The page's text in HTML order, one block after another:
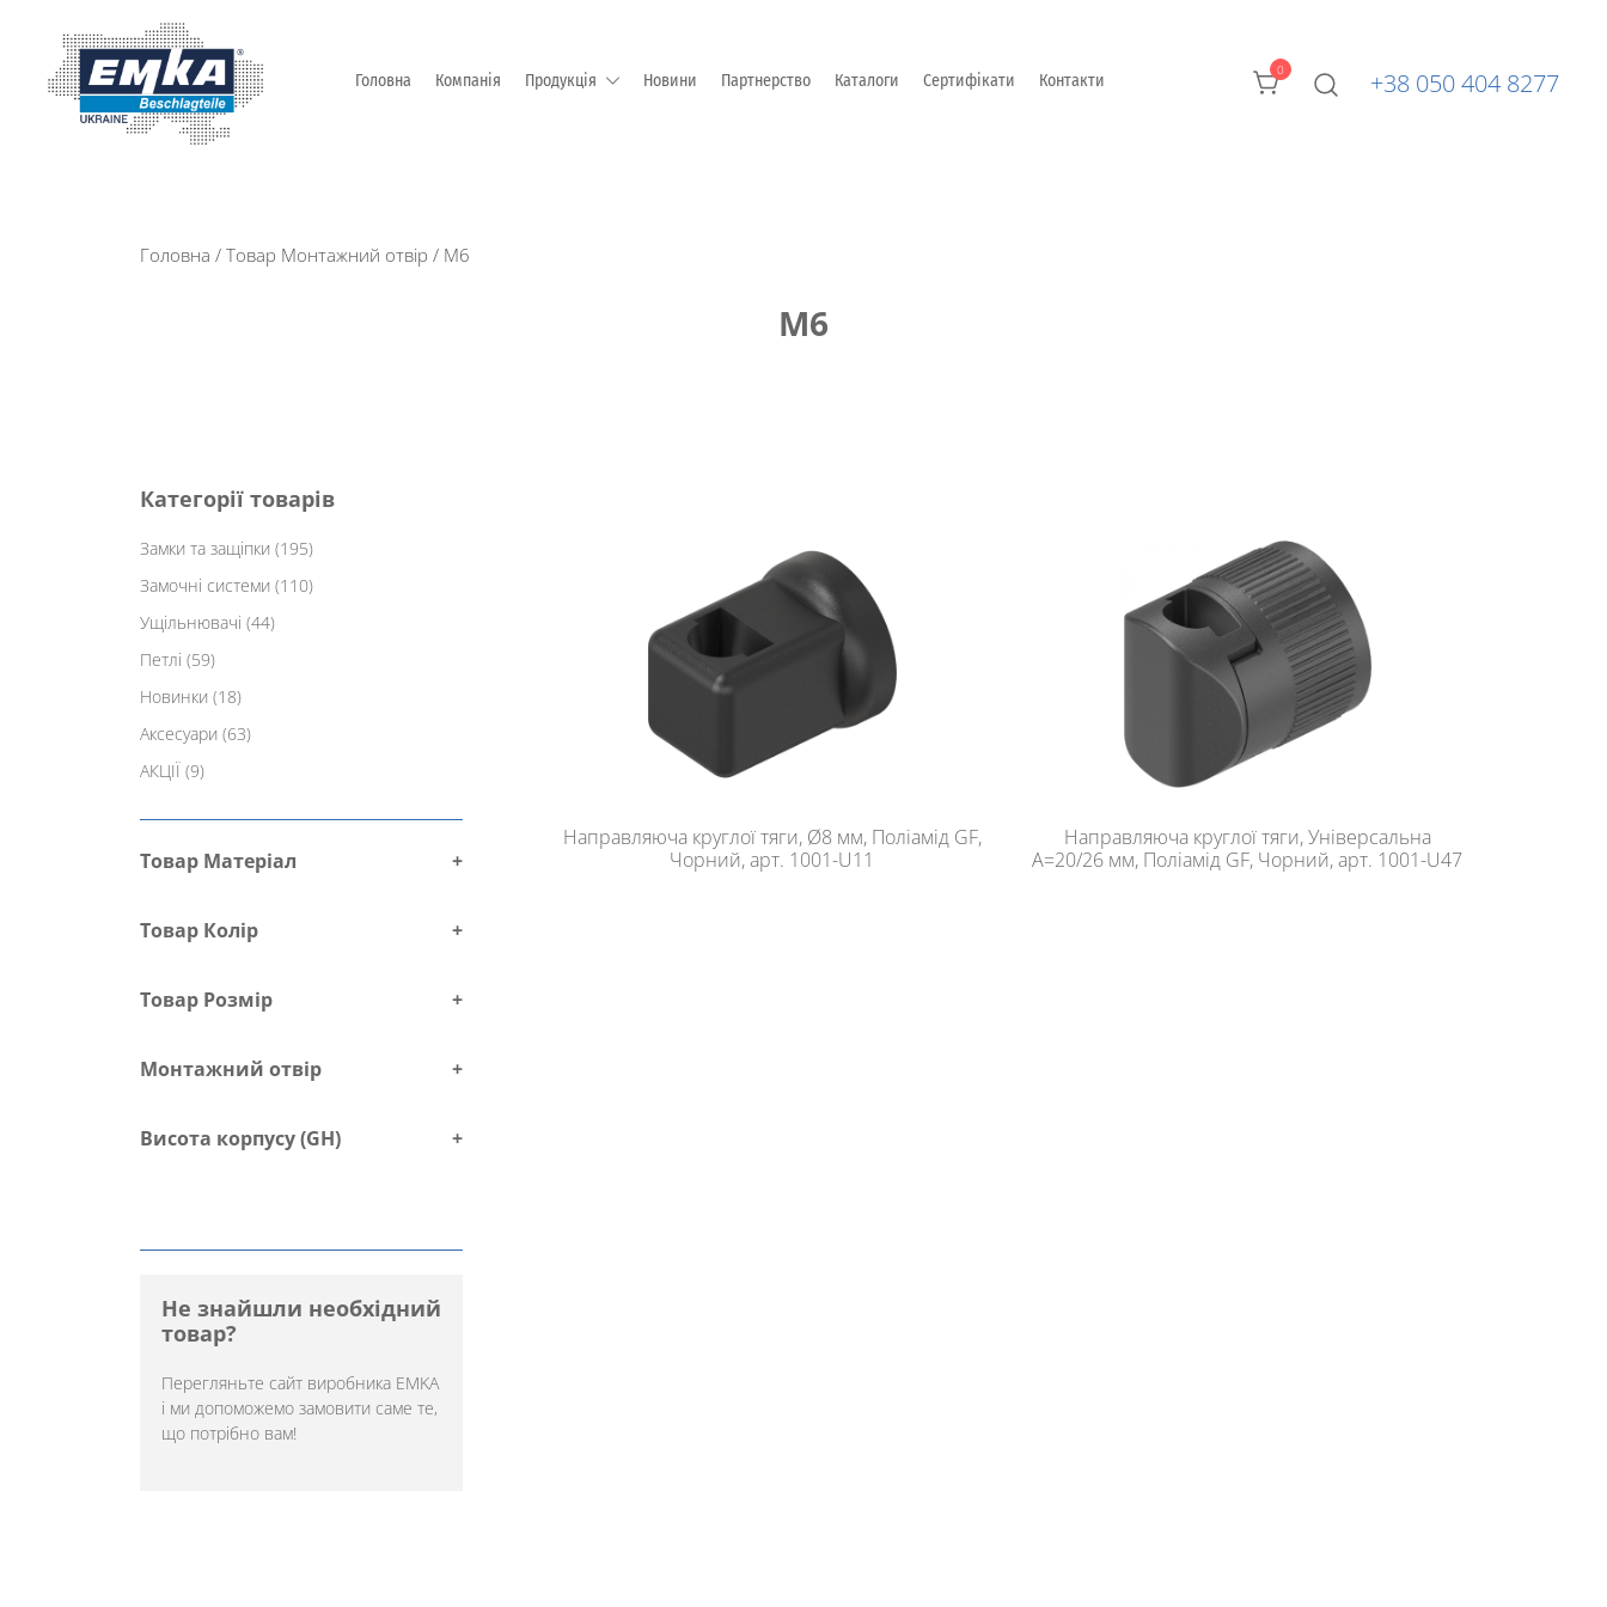
Головна Компанія Продукція Новини Партнерство Каталоги Сертифікати Контакти
0 +38 050 404 8277
Головна / Товар Монтажний отвір / М6
М6
Направляюча круглої тяги, Ø8 мм, Поліамід GF,
Чорний, арт. 1001-U11
Направляюча круглої тяги, Універсальна
А=20/26 мм, Поліамід GF, Чорний, арт. 1001-U47
Категорії товарів
Замки та защіпки (195)
Замочні системи (110)
Ущільнювачі (44)
Петлі (59)
Новинки (18)
Аксесуари (63)
АКЦІЇ (9)
Товар Матеріал +
Товар Колір +
Товар Розмір +
Монтажний отвір +
Висота корпусу (GH) +
Не знайшли необхідний
товар?
Перегляньте сайт виробника EMKA
і ми допоможемо замовити саме те,
що потрібно вам!